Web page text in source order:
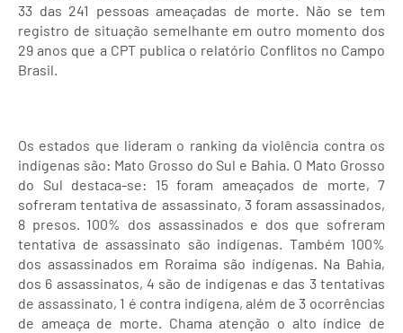
33 das 241 pessoas ameaçadas de morte. Não se tem
registro de situação semelhante em outro momento dos
29 anos que a CPT publica o relatório Conflitos no Campo
Brasil.
Os estados que lideram o ranking da violência contra os
indígenas são: Mato Grosso do Sul e Bahia. O Mato Grosso
do Sul destaca-se: 15 foram ameaçados de morte, 7
sofreram tentativa de assassinato, 3 foram assassinados,
8 presos. 100% dos assassinados e dos que sofreram
tentativa de assassinato são indígenas. Também 100%
dos assassinados em Roraima são indígenas. Na Bahia,
dos 6 assassinatos, 4 são de indígenas e das 3 tentativas
de assassinato, 1 é contra indígena, além de 3 ocorrências
de ameaça de morte. Chama atenção o alto índice de